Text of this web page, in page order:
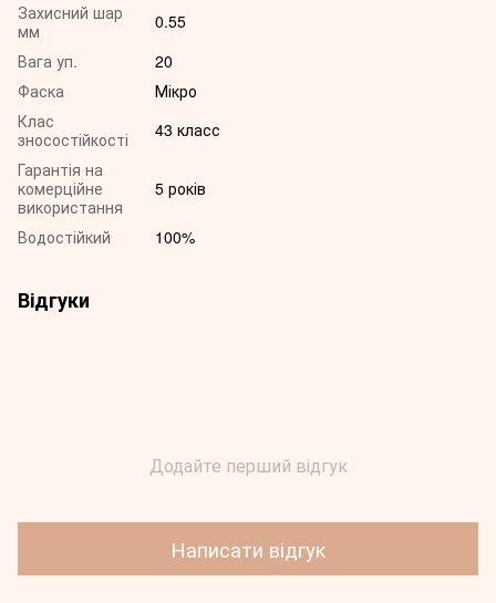
Захисний шар
мм
0.55
Вага уп.
20
Фаска
Мікро
Клас
зносостійкості
43 класс
Гарантія на
комерційне
використання
5 років
Водостійкий 100%
Відгуки
Додайте перший відгук
Написати відгук